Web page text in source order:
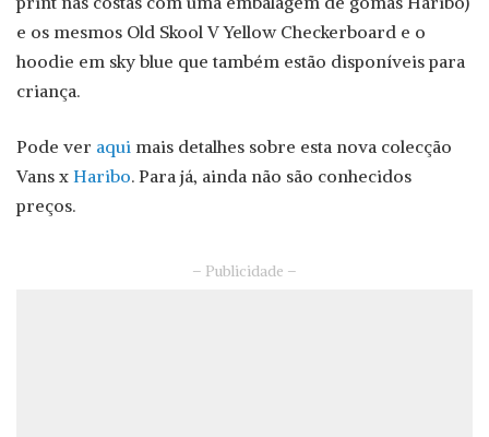
e os mesmos Old Skool V Yellow Checkerboard e o
hoodie em sky blue que também estão disponíveis para
criança.
Pode ver aqui mais detalhes sobre esta nova colecção
Vans x Haribo. Para já, ainda não são conhecidos
preços.
– Publicidade –